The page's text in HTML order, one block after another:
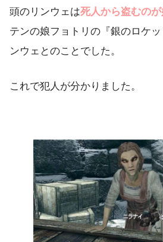
頭のリンウェは死人から盗むのが
テンの娘フョトリの『銀のロケ
ンウェとのことでした。
これで犯人が分かりました。